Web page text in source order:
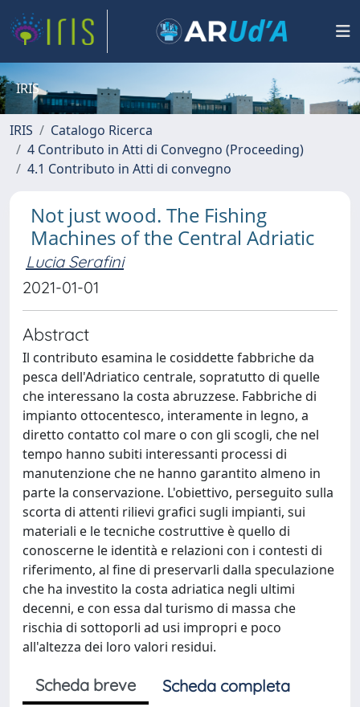
IRIS
IRIS
Catalogo Ricerca
4 Contributo in Atti di Convegno (Proceeding)
4.1 Contributo in Atti di convegno
Not just wood. The Fishing
Machines of the Central Adriatic
Lucia Serafini
2021-01-01
Abstract
Il contributo esamina le cosiddette fabbriche da
pesca dell'Adriatico centrale, sopratutto di quelle
che interessano la costa abruzzese. Fabbriche di
impianto ottocentesco, interamente in legno, a
diretto contatto col mare o con gli scogli, che nel
tempo hanno subiti interessanti processi di
manutenzione che ne hanno garantito almeno in
parte la conservazione. L'obiettivo, perseguito sulla
scorta di attenti rilievi grafici sugli impianti, sui
materiali e le tecniche costruttive è quello di
conoscerne le identità e relazioni con i contesti di
riferimento, al fine di preservarli dalla speculazione
che ha investito la costa adriatica negli ultimi
decenni, e con essa dal turismo di massa che
rischia di sottoporli ad usi impropri e poco
all'altezza dei loro valori residui.
Scheda breve
Scheda completa